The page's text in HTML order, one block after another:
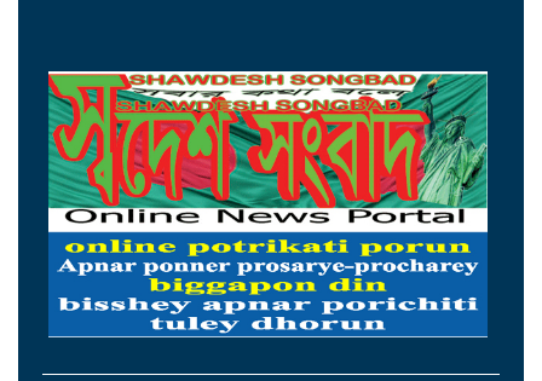
আজ আন্তর্জাতিক আদিবাসী দিবস
ইরান-ওমান সমঝোতা প্রায় চূড়ান্ত
আজ চট্টগ্রাম ও কক্সবাজারে যাচ্ছেন প্রধানমন্ত্রী